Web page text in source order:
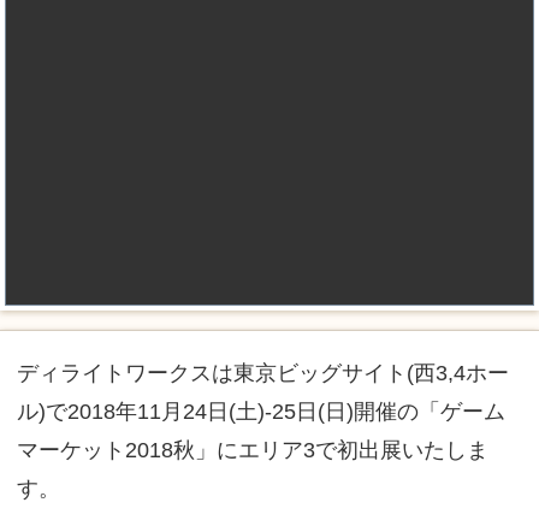
ディライトワークスは東京ビッグサイト(西3,4ホー
ル)で2018年11月24日(土)-25日(日)開催の「ゲーム
マーケット2018秋」にエリア3で初出展いたしま
す。